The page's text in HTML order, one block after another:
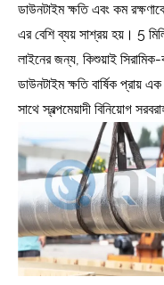
ডাউনটাইম ক্ষতি এবং কম
এর বেশি ব্যয় সাশ্রয় হয়। 5
লাইনের জন্য, কিশুয়াই
ডাউনটাইম ক্ষতি বার্ষিক প্রায়
সাথে স্বল্পমেয়াদী বিনিয়োগ